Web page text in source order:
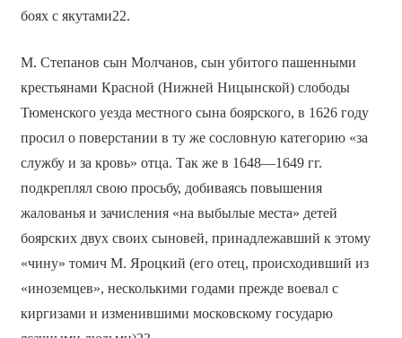
боях с якутами22.
М. Степанов сын Молчанов, сын убитого пашенными
крестьянами Красной (Нижней Ницынской) слободы
Тюменского уезда местного сына боярского, в 1626 году
просил о поверстании в ту же сословную категорию «за
службу и за кровь» отца. Так же в 1648—1649 гг.
подкреплял свою просьбу, добиваясь повышения
жалованья и зачисления «на выбылые места» детей
боярских двух своих сыновей, принадлежавший к этому
«чину» томич М. Яроцкий (его отец, происходивший из
«иноземцев», несколькими годами прежде воевал с
киргизами и изменившими московскому государю